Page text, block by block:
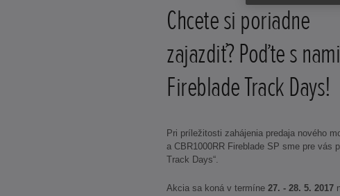
Chcete si poriadne
zajazdiť? Poďte s
Fireblade Track Days!
Pri príležitosti zahájenia predaja nového
a CBR1000RR Fireblade SP sme pre vás
Track Days“.
Akcia sa koná v termíne 27. - 28. 5. 2017